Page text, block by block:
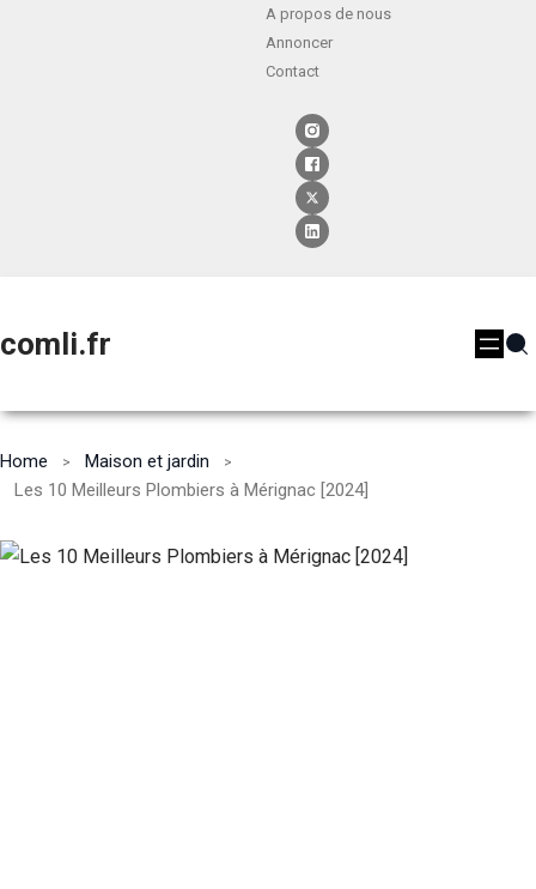
A propos de nous
Annoncer
Contact
comli.fr
Home
Maison et jardin
Les 10 Meilleurs Plombiers à Mérignac [2024]